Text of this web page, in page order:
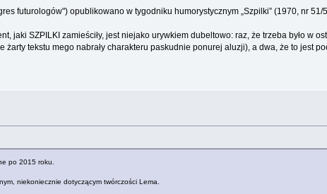
futurologów") opublikowano w tygodniku humorystycznym „Szpilki” (1970, nr 51/
jaki SZPILKI zamieściły, jest niejako urywkiem dubeltowo: raz, że trzeba było w
tekstu mego nabrały charakteru paskudnie ponurej aluzji), a dwa, że to jest
po 2015 roku.
niekoniecznie dotyczącym twórczości Lema.